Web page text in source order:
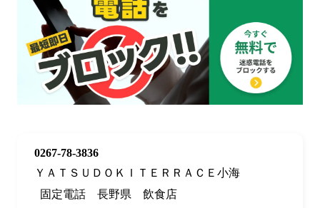
0267-78-3836
ＹＡＴＳＵＤＯＫＩＴＥＲＲＡＣＥ小海
固定電話
長野県 飲食店